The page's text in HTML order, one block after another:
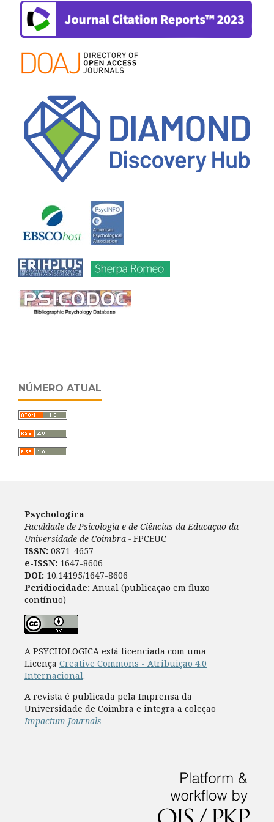
NÚMERO ATUAL
Psychologica
Faculdade de Psicologia e de Ciências da Educação da
Universidade de Coimbra - FPCEUC
ISSN: 0871-4657
e-ISSN: 1647-8606
DOI: 10.14195/1647-8606
Peridiocidade: Anual (publicação em fluxo
contínuo)
A PSYCHOLOGICA está licenciada com uma
Licença Creative Commons - Atribuição 4.0
Internacional.
A revista é publicada pela Imprensa da
Universidade de Coimbra e integra a coleção
Impactum Journals